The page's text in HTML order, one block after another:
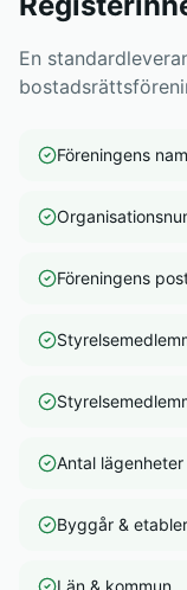
En
Föreningens
Föreningens
Antal lägenheter
Byggår &
Län & kommun